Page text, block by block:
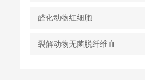
醛化动物红细胞
裂解动物无菌脱纤维血